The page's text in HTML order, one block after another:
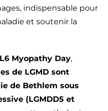
indispensable pour
et soutenir la
Myopathy Day,
de LGMD sont
de Bethlem sous
(LGMDD5 et